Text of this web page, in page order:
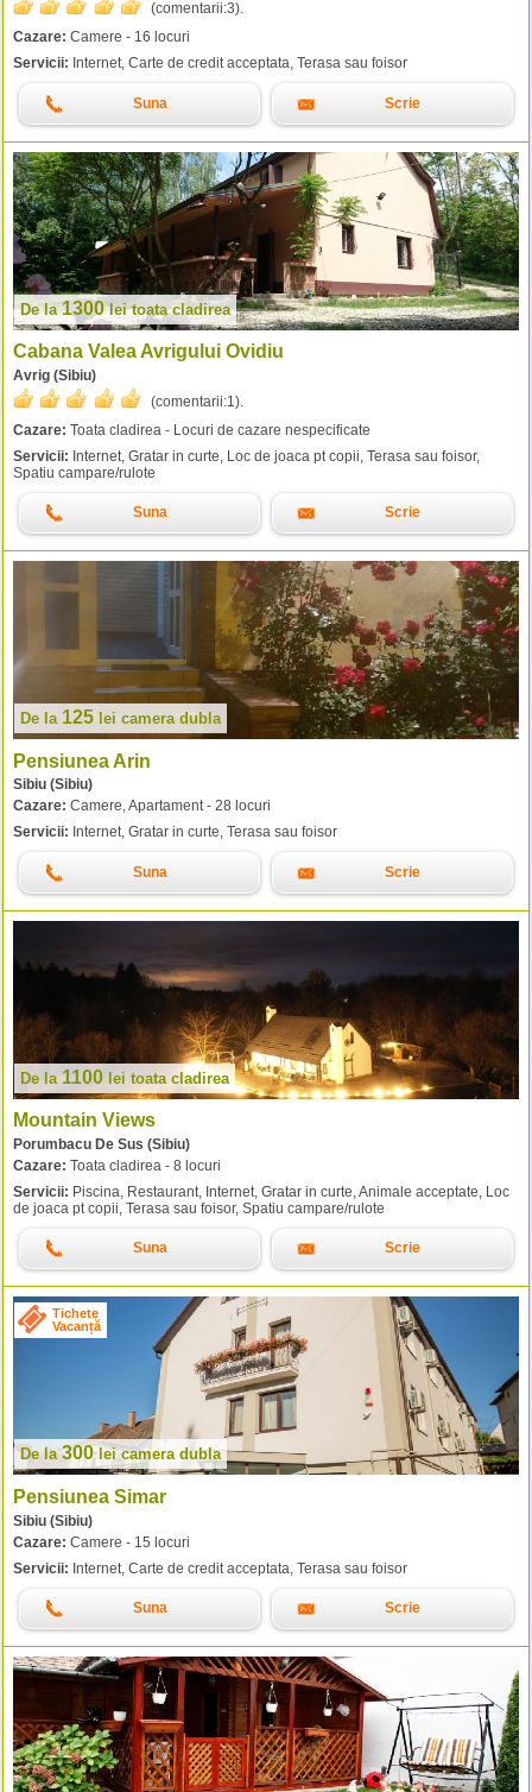
(comentarii:3).
Cazare: Camere - 16 locuri
Servicii: Internet, Carte de credit acceptata, Terasa sau foisor
Suna Scrie
De la1300leitoata cladirea
Cabana Valea Avrigului Ovidiu
Avrig (Sibiu)
(comentarii:1).
Cazare: Toata cladirea - Locuri de cazare nespecificate
Servicii: Internet, Gratar in curte, Loc de joaca pt copii, Terasa sau foisor,
Spatiu campare/rulote
Suna Scrie
De la 125 lei camera dubla
Pensiunea Arin
Sibiu (Sibiu)
Cazare: Camere, Apartament - 28 locuri
Servicii: Internet, Gratar in curte, Terasa sau foisor
Suna Scrie
De la 1100 lei toata cladirea
Mountain Views
Porumbacu De Sus (Sibiu)
Cazare: Toata cladirea - 8 locuri
Servicii: Piscina, Restaurant, Internet, Gratar in curte, Animale acceptate, Loc
de joaca pt copii, Terasa sau foisor, Spatiu campare/rulote
Suna Scrie
Tichete
Vacanță
De la 300leicamera dubla
Pensiunea Simar
Sibiu (Sibiu)
Cazare: Camere - 15 locuri
Servicii: Internet, Carte de credit acceptata, Terasa sau foisor
Suna Scrie